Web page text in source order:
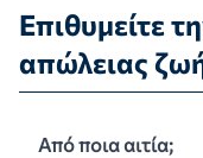
Επιθυμείτε
απώλειας
Από ποια αιτία;